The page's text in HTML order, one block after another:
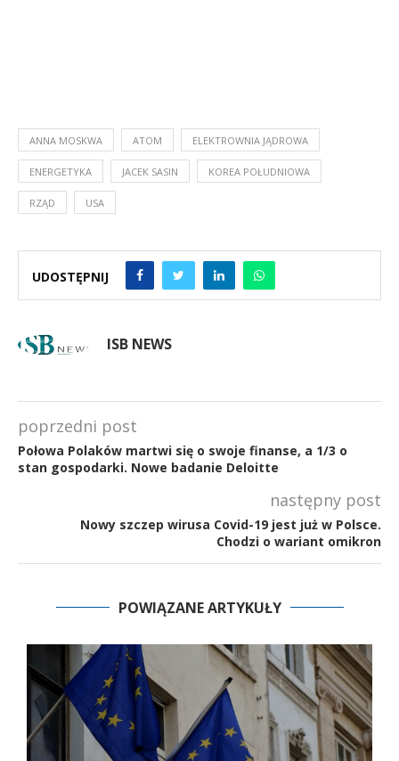
ANNA MOSKWA ATOM ELEKTROWNIA JĄDROWA
ENERGETYKA JACEK SASIN KOREA POŁUDNIOWA
RZĄD USA
UDOSTĘPNIJ
ISB NEWS
poprzedni post
Połowa Polaków martwi się o swoje finanse, a 1/3 o
stan gospodarki. Nowe badanie Deloitte
następny post
Nowy szczep wirusa Covid-19 jest już w Polsce.
Chodzi o wariant omikron
POWIĄZANE ARTYKUŁY